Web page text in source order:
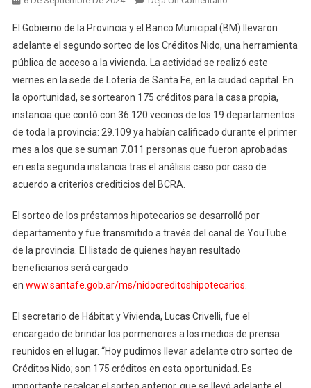
Más
De
36
Mil
Inscriptos,
Provincia
Realizó
Nido
El Gobierno de la Provincia y el Banco Municipal (BM) llevaron
adelante el segundo sorteo de los Créditos Nido, una herramienta
pública de acceso a la vivienda. La actividad se realizó este
viernes en la sede de Lotería de Santa Fe, en la ciudad capital. En
la oportunidad, se sortearon 175 créditos para la casa propia,
instancia que contó con 36.120 vecinos de los 19 departamentos
de toda la provincia: 29.109 ya habían calificado durante el primer
mes a los que se suman 7.011 personas que fueron aprobadas
en esta segunda instancia tras el análisis caso por caso de
acuerdo a criterios crediticios del BCRA.
El sorteo de los préstamos hipotecarios se desarrolló por
departamento y fue transmitido a través del canal de YouTube
de la provincia. El listado de quienes hayan resultado
beneficiarios será cargado
en www.santafe.gob.ar/ms/nidocreditoshipotecarios
El secretario de Hábitat y Vivienda, Lucas Crivelli, fue el
encargado de brindar los pormenores a los medios de prensa
reunidos en el lugar. “Hoy pudimos llevar adelante otro sorteo de
Créditos Nido; son 175 créditos en esta oportunidad. Es
importante recalcar el sorteo anterior, que se llevó adelante el